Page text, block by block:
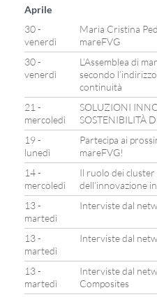
Aprile
30 -
venerdì
Maria Cristina
mareFVG
30 -
venerdì
L’Assemblea di
secondo
continuità
21 -
mercoledì
SOLUZIONI
SOSTENIBILITÀ
19 -
lunedì
Partecipa ai
mareFVG!
14 -
mercoledì
Il ruolo dei cluster
dell’innovazione
13 -
martedì
Interviste dal
13 -
martedì
Interviste dal
13 -
martedì
Interviste dal
Composites